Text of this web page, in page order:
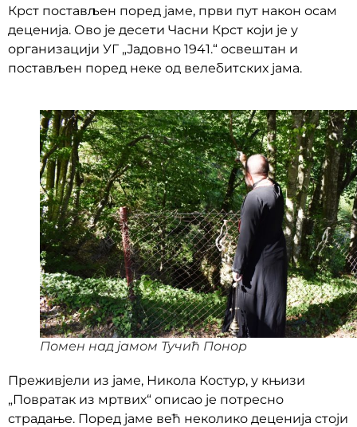
Крст постављен поред јаме, први пут након осам
деценија. Ово је десети Часни Крст који је у
организацији УГ „Јадовно 1941.“ освештан и
постављен поред неке од велебитских јама.
Помен над јамом Тучић Понор
Преживјели из јаме, Никола Костур, у књизи
„Повратак из мртвих“ описао је потресно
страдање. Поред јаме већ неколико деценија стоји